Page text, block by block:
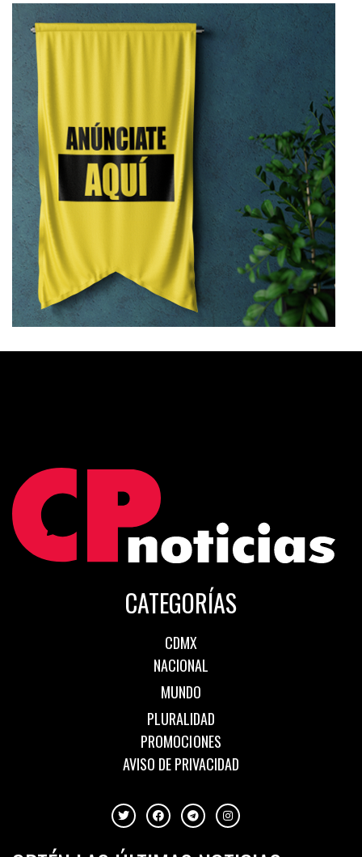
CATEGORÍAS
CDMX
NACIONAL
MUNDO
PLURALIDAD
PROMOCIONES
AVISO DE PRIVACIDAD